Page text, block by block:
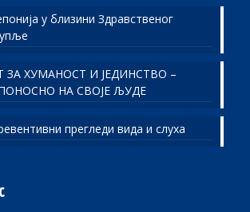
у близини Здравственог
ЗА ХУМАНОСТ И ЈЕДИНСТВО –
НА СВОЈЕ ЉУДЕ
прегледи вида и слуха